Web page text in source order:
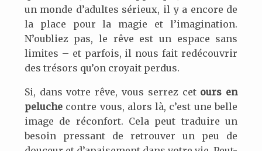
un monde d’adultes sérieux, il y a encore de
la place pour la magie et l’imagination.
N’oubliez pas, le rêve est un espace sans
limites – et parfois, il nous fait redécouvrir
des trésors qu’on croyait perdus.
Si, dans votre rêve, vous serrez cet ours en
peluchecontre vous, alors là, c’est une belle
image de réconfort. Cela peut traduire un
besoin pressant de retrouver un peu de